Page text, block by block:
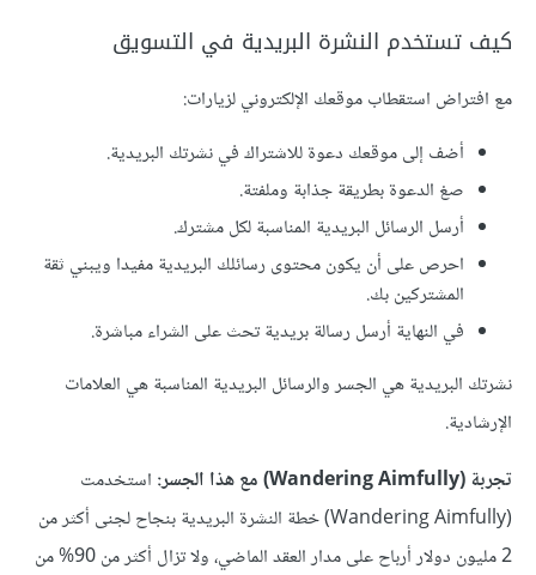
كيف تستخدم النشرة البريدية في التسويق
مع افتراض استقطاب موقعك الإلكتروني لزيارات:
أضف إلى موقعك دعوة للاشتراك في نشرتك البريدية.
صغ الدعوة بطريقة جذابة وملفتة.
أرسل الرسائل البريدية المناسبة لكل مشترك.
احرص على أن يكون محتوى رسائلك البريدية مفيدا ويبني ثقة
المشتركين بك.
في النهاية أرسل رسالة بريدية تحث على الشراء مباشرة.
نشرتك البريدية هي الجسر والرسائل البريدية المناسبة هي العلامات
الإرشادية.
تجربة (Wandering Aimfully) مع هذا الجسر:
استخدمت
(Wandering Aimfully) خطة النشرة البريدية بنجاح لجنى أكثر من
2 مليون دولار أرباح على مدار العقد الماضي، ولا تزال أكثر من 90% من